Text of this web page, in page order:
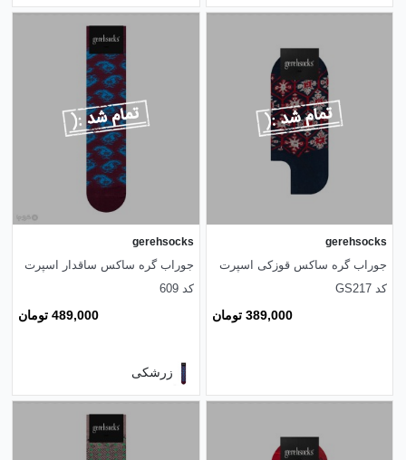
gerehsocks
جوراب گره ساکس قوزکی اسپرت
کد GS217
389,000 تومان
gerehsocks
جوراب گره ساکس ساقدار اسپرت
کد 609
489,000 تومان
زرشکی